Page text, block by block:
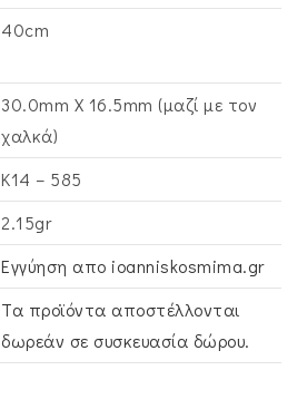
40cm
30.0mm X 16.5mm (μαζί με τον
χαλκά)
Κ14 – 585
2.15gr
Εγγύηση απο ioanniskosmima.gr
Τα προϊόντα αποστέλλονται
δωρεάν σε συσκευασία δώρου.